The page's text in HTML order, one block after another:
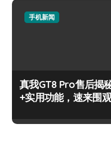
手机新闻
真我GT8 Pro售后揭
+实用功能，速来围观